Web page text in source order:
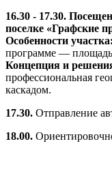
16.30 - 17.30.
поселке «Графские
Особенности участка:
программе — площадь
Концепция и
профессиональная
каскадом.
17.30. Отправление
18.00.